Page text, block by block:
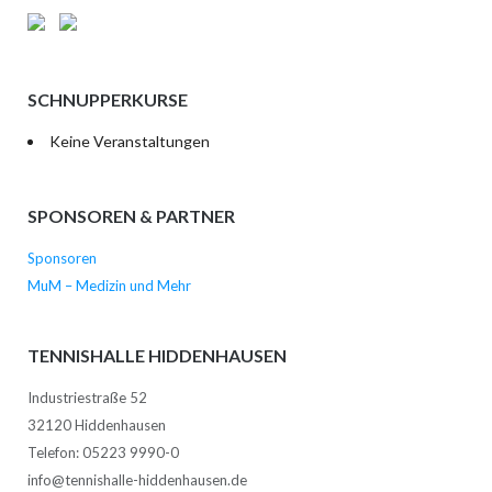
SCHNUPPERKURSE
Keine Veranstaltungen
SPONSOREN & PARTNER
Sponsoren
MuM – Medizin und Mehr
TENNISHALLE HIDDENHAUSEN
Industriestraße 52
32120 Hiddenhausen
Telefon: 05223 9990-0
info@tennishalle-hiddenhausen.de